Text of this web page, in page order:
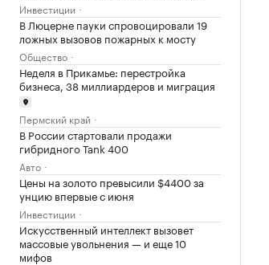
Инвестиции
В Люцерне пауки спровоцировали 19
ложных вызовов пожарных к мосту
Общество
Неделя в Прикамье: перестройка
бизнеса, 38 миллиардеров и миграция
Пермский край
В России стартовали продажи
гибридного Tank 400
Авто
Цены на золото превысили $4400 за
унцию впервые с июня
Инвестиции
Искусственный интеллект вызовет
массовые увольнения — и еще 10
мифов